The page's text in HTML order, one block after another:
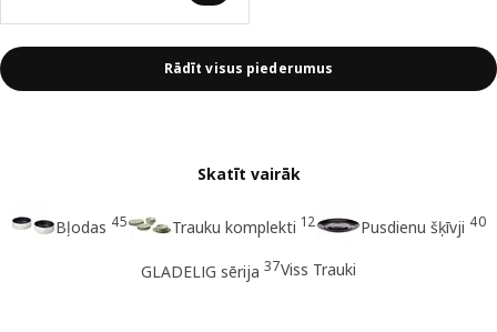
Rādīt visus piederumus
Skatīt vairāk
Bļodas 45 Trauku komplekti 12 Pusdienu šķīvji 40
GLADELIG sērija 37Viss Trauki